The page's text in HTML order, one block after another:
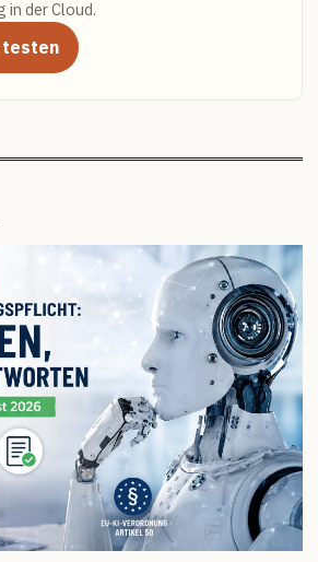
in der Cloud.
testen